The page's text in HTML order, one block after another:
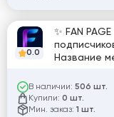
0.0
✨ FAN PAGE | Old Фан Пейдж; 2000-5000+
Название
В наличии: 506 шт.
Купили: 0 шт.
Мин. заказ: 1 шт.